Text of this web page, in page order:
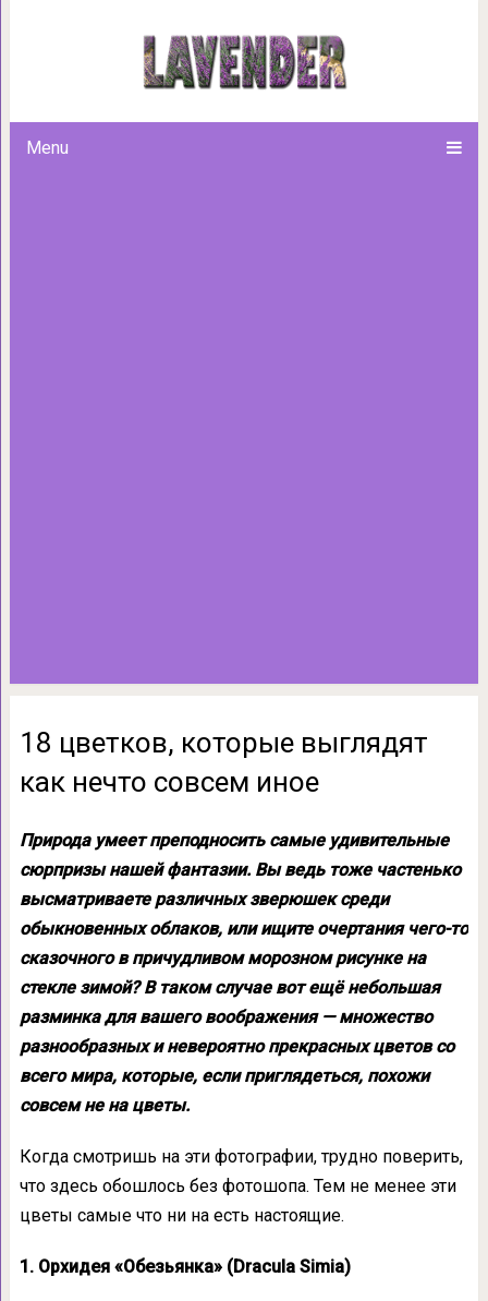
Menu
18 цветков, которые
18 цветков, которые выглядят
как нечто совсем иное
Природа умеет преподносить самые удивительные
сюрпризы нашей фантазии. Вы ведь тоже частенько
высматриваете различных зверюшек среди
обыкновенных облаков, или ищите очертания чего-то
сказочного в причудливом морозном рисунке на
стекле зимой? В таком случае вот ещё небольшая
разминка для вашего воображения — множество
разнообразных и невероятно прекрасных цветов со
всего мира, которые, если приглядеться, похожи
совсем не на цветы.
Когда смотришь на эти фотографии, трудно поверить,
что здесь обошлось без фотошопа. Тем не менее эти
цветы самые что ни на есть настоящие.
1. Орхидея «Обезьянка» (Dracula Simia)